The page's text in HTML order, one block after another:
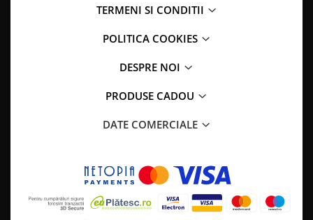
TERMENI SI CONDITII
POLITICA COOKIES
DESPRE NOI
PRODUSE CADOU
DATE COMERCIALE